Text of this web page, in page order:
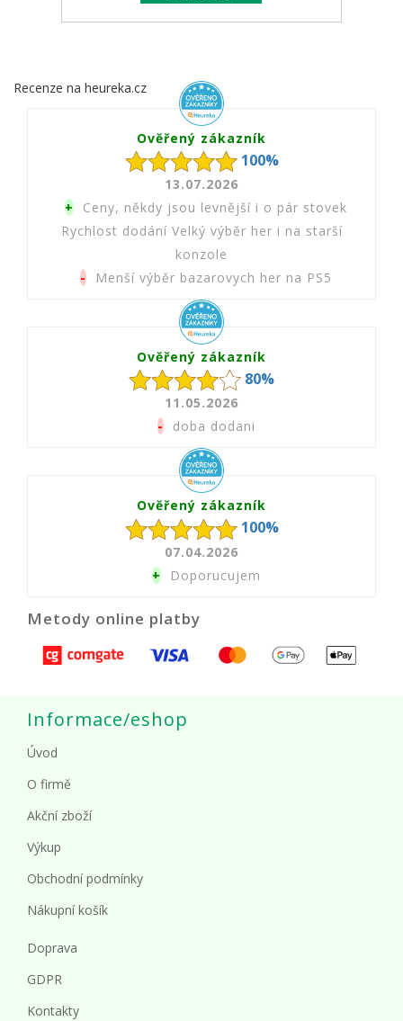
Recenze na heureka.cz
Ověřený zákazník
100%
13.07.2026
+ Ceny, někdy jsou levnější i o pár stovek
Rychlost dodání Velký výběr her i na starší
konzole
- Menší výběr bazarovych her na PS5
Ověřený zákazník
80%
11.05.2026
-doba dodani
Ověřený zákazník
100%
07.04.2026
+Doporucujem
Metody online platby
Informace/eshop
Úvod
O firmě
Akční zboží
Výkup
Obchodní podmínky
Nákupní košík
Doprava
GDPR
Kontakty